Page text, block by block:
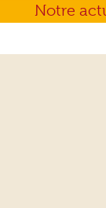
Notre